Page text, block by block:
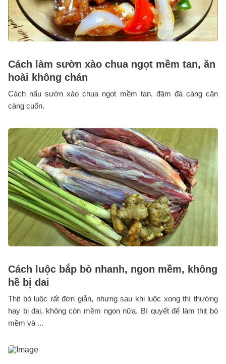
Cách làm sườn xào chua ngọt mềm tan, ăn
hoài không chán
Cách nấu sườn xào chua ngọt mềm tan, đậm đà càng căn
càng cuốn.
Cách luộc bắp bò nhanh, ngon mềm, không
hề bị dai
Thịt bò luộc rất đơn giản, nhưng sau khi luộc xong thì thường
hay bị dai, không còn mềm ngon nữa. Bí quyết để làm thịt bò
mềm và ...